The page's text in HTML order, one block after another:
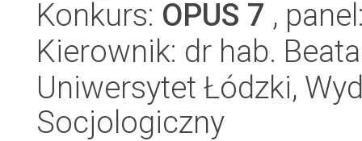
Konkurs: OPUS 7 ,
Kierownik: dr hab.
Uniwersytet Łódzki,
Socjologiczny